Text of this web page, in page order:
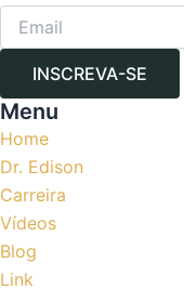
INSCREVA-SE
Menu
Home
Dr. Edison
Carreira
Vídeos
Blog
Link